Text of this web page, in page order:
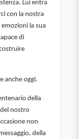
Lui entra
con la nostra
la sua
di
anche oggi.
della
nostro
non
della